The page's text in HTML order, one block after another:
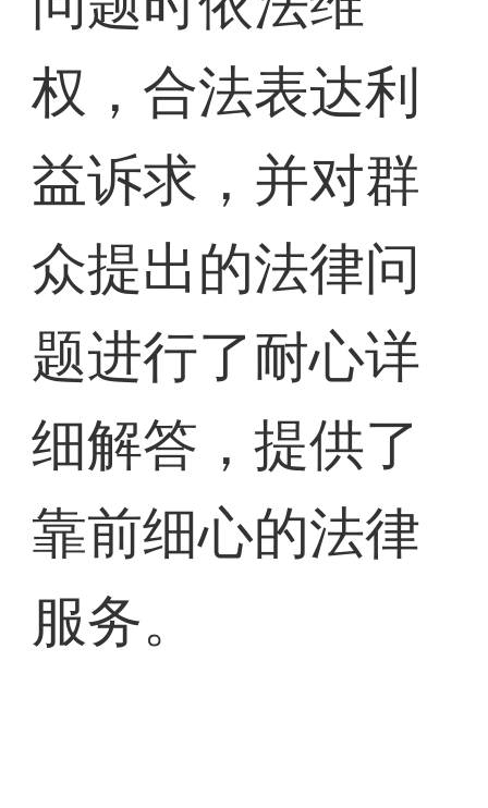
权，合法表达利
益诉求，并对群
众提出的法律问
题进行了耐心详
细解答，提供了
靠前细心的法律
服务。